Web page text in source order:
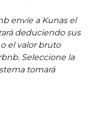
envíe a Kunas el
deduciendo sus
el valor bruto
Seleccione la
tomará